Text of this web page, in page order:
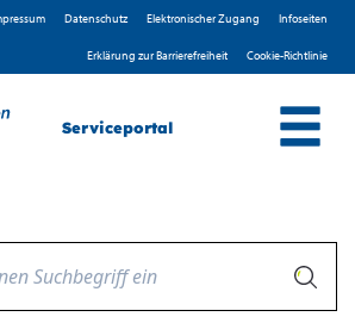
D­atenschutz Elektronischer Zugang Infoseiten
Erklärung zur Barrierefreiheit Cookie-Richtlinie
Serviceportal